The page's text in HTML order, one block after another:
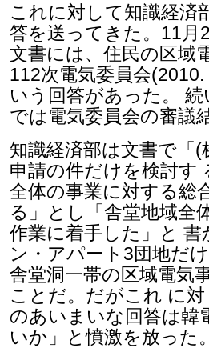
これに対して知識経済
答を送ってきた。11月
文書には、住民の区域
112次電気委員会
いう回答があった。
では電気委員会の審議
知識経済部は文書で「
申請の件だけを検討す
全体の事業に対する総
る」とし「舎堂地域全
作業に着手した」と
ン・アパート3団地だ
舎堂洞一帯の区域電気
ことだ。だがこれ に
のあいまいな回答は韓
いか」と憤激を放った